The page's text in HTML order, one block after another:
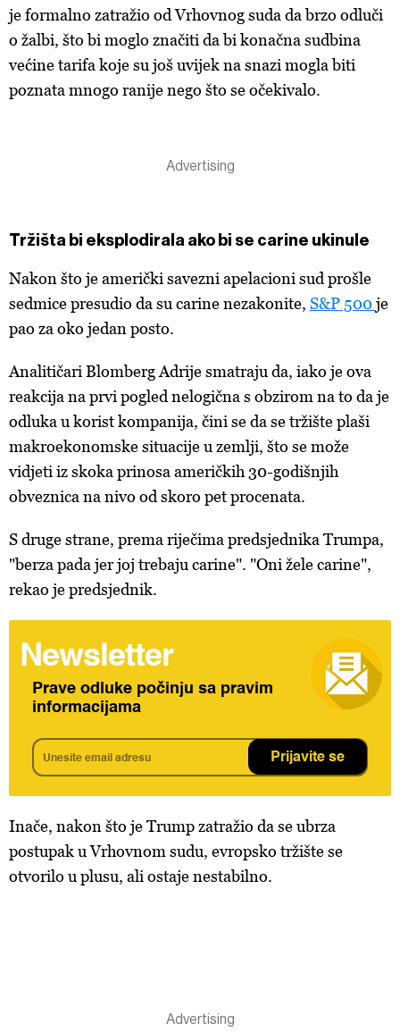
je formalno zatražio od Vrhovnog suda da brzo odluči
o žalbi, što bi moglo značiti da bi konačna sudbina
većine tarifa koje su još uvijek na snazi mogla biti
poznata mnogo ranije nego što se očekivalo.
Tržišta bi eksplodirala ako bi se carine ukinule
Nakon što je američki savezni apelacioni sud prošle
sedmice presudio da su carine nezakonite, S&P 500je
pao za oko jedan posto.
Analitičari Blomberg Adrije smatraju da, iako je ova
reakcija na prvi pogled nelogična s obzirom na to da je
odluka u korist kompanija, čini se da se tržište plaši
makroekonomske situacije u zemlji, što se može
vidjeti iz skoka prinosa američkih 30-godišnjih
obveznica na nivo od skoro pet procenata.
S druge strane, prema riječima predsjednika Trumpa,
"berza pada jer joj trebaju carine". "Oni žele carine",
rekao je predsjednik.
Newsletter
Prave odluke počinju sa pravim
informacijama
Prijavite se
Inače, nakon što je Trump zatražio da se ubrza
postupak u Vrhovnom sudu, evropsko tržište se
otvorilo u plusu, ali ostaje nestabilno.